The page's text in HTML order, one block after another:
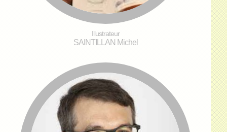
Illustrateur
SAINTILLAN Michel